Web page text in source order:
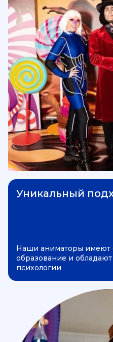
Уникальный
Наши аниматоры имеют
образование и
психологии